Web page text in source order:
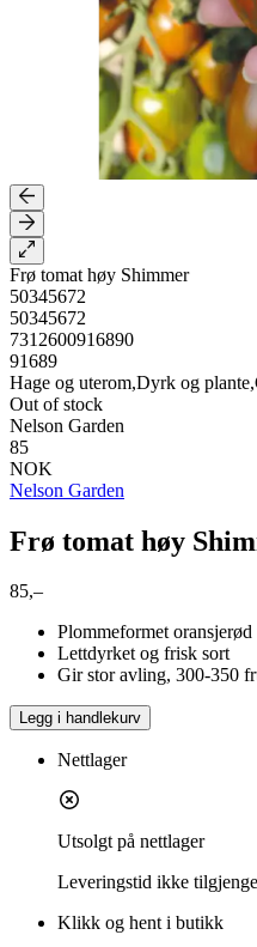
Frø tomat høy Shimmer
50345672
50345672
7312600916890
91689
Hage og uterom,Dyrk og
Out of stock
Nelson Garden
85
NOK
Nelson Garden
Frø tomat høy
85,–
Plommeformet
Lettdyrket og frisk sort
Gir stor avling, 300-350
Legg i handlekurv
Nettlager
Utsolgt på nettlager
Leveringstid ikke
Klikk og hent i butikk